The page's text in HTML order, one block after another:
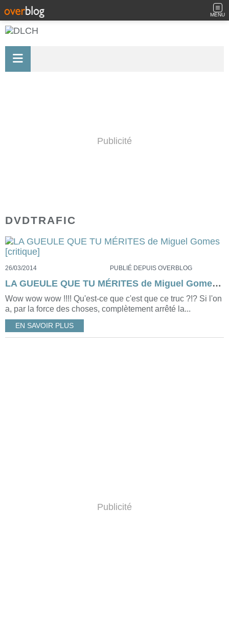
MENU
Publicité
DVDTRAFIC
26/03/2014 PUBLIÉ DEPUIS OVERBLOG
LA GUEULE QUE TU MÉRITES de Miguel Gomes [critique]
Wow wow wow !!!! Qu'est-ce que c'est que ce truc ?!? Si l'on
a, par la force des choses, complètement arrêté la...
EN SAVOIR PLUS
Publicité